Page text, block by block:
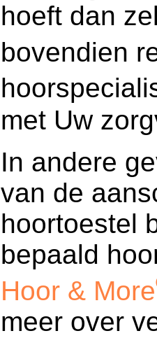
hoeft dan
bovendien
met Uw
In andere
van de
hoortoestel
bepaald
Hoor & More
meer over